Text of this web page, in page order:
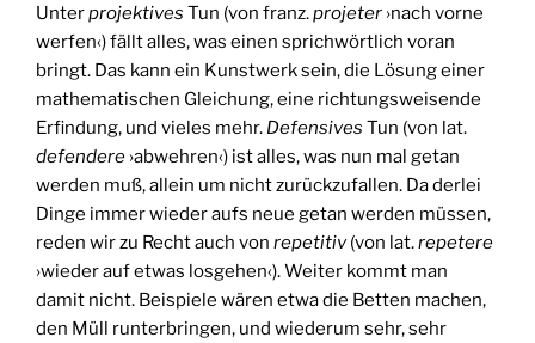
Unterprojektives Tun (von franz.projeter ›nach vorne
werfen‹) fällt alles, was einen sprichwörtlich voran
bringt. Das kann ein Kunstwerk sein, die Lösung einer
mathematischen Gleichung, eine richtungsweisende
Erfindung, und vieles mehr. Defensives Tun (von lat.
defendere ›abwehren‹) ist alles, was nun mal getan
werden muß, allein um nicht zurückzufallen. Da derlei
Dinge immer wieder aufs neue getan werden müssen,
reden wir zu Recht auch von repetitiv(von lat.repetere
›wieder auf etwas losgehen‹). Weiter kommt man
damit nicht. Beispiele wären etwa die Betten machen,
den Müll runterbringen, und wiederum sehr, sehr